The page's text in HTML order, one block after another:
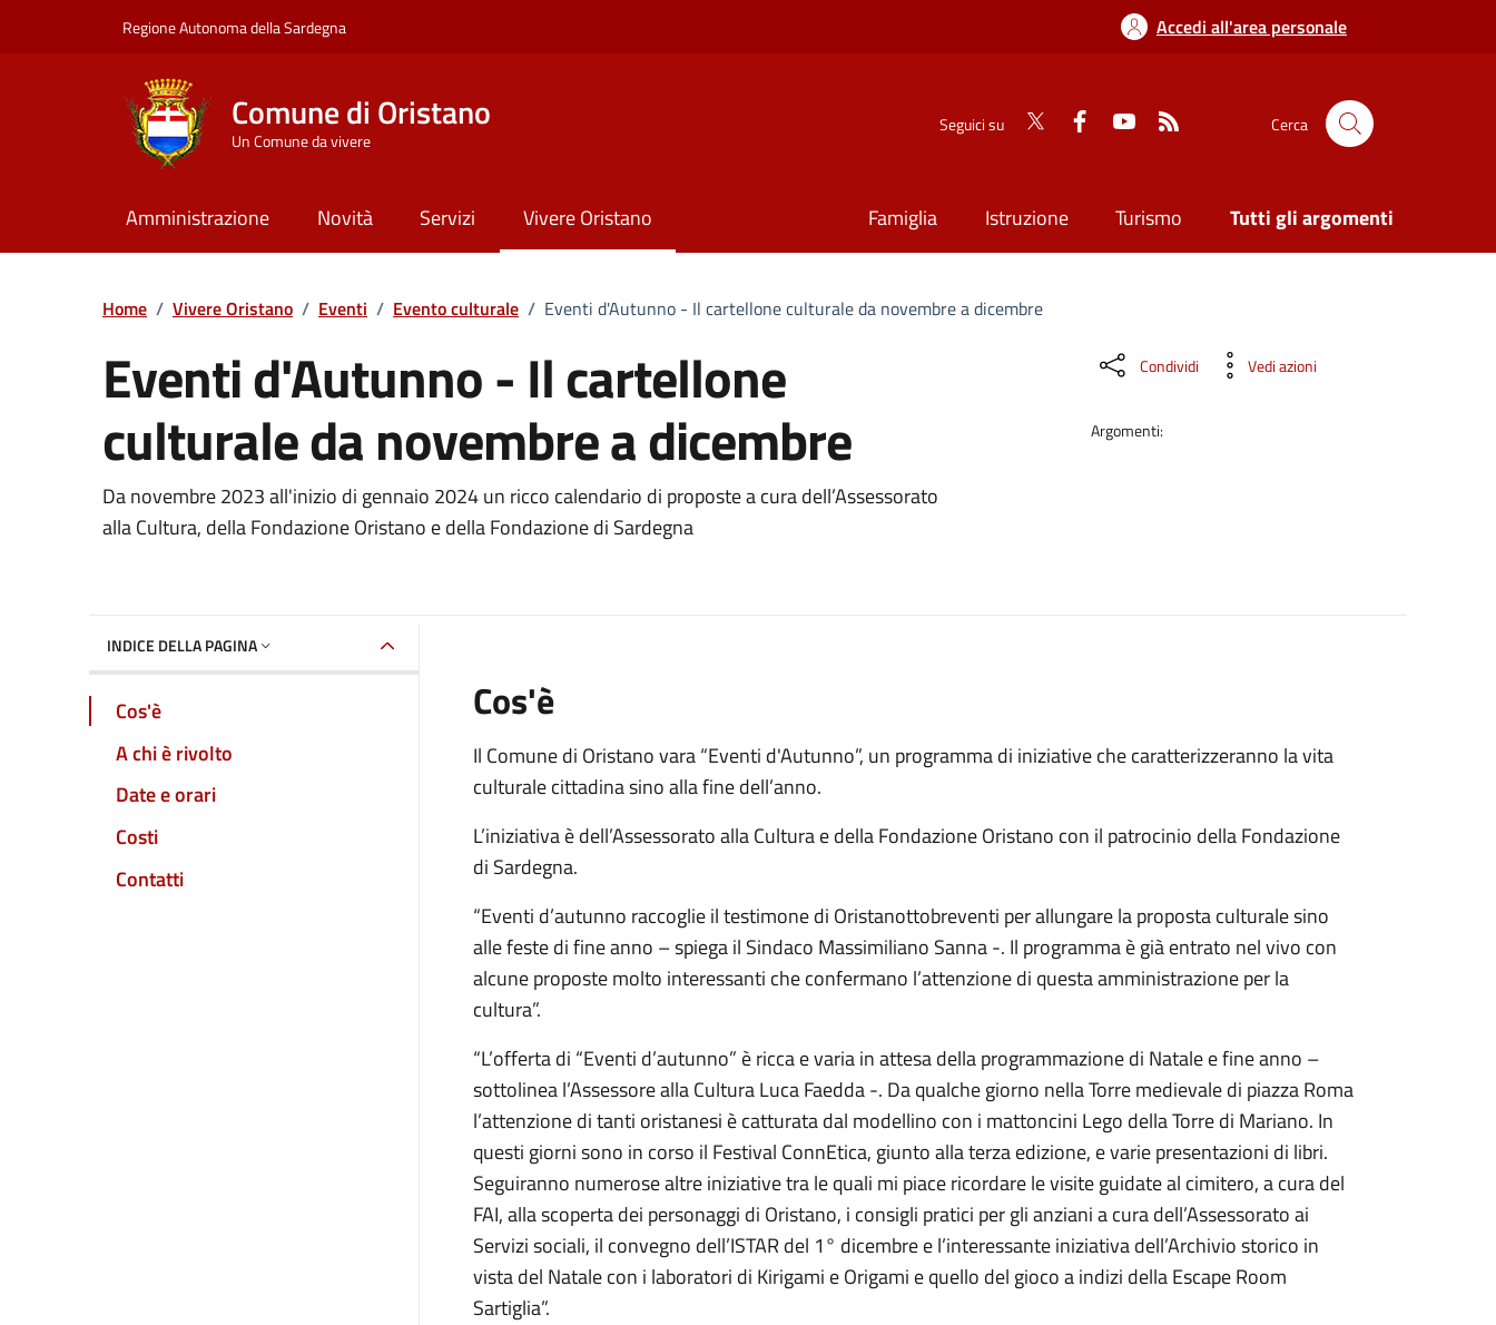
Regione Autonoma della Sardegna Accedi all'area personale
Comune di Oristano
Un Comune da vivere
Seguici su Cerca
Amministrazione Novità Servizi Vivere Oristano Famiglia Istruzione Turismo Tutti gli argomenti
Home / Vivere Oristano / Eventi / Evento culturale / Eventi d'Autunno - Il cartellone culturale da novembre a dicembre
Eventi d'Autunno - Il cartellone
culturale da novembre a dicembre
Dettaglio dell'evento
Da novembre 2023 all'inizio di gennaio 2024 un ricco calendario di proposte a cura dell’Assessorato
alla Cultura, della Fondazione Oristano e della Fondazione di Sardegna
Condividi Vedi azioni
Argomenti:
INDICE DELLA PAGINA
Cos'è
A chi è rivolto
Date e orari
Costi
Contatti
Cos'è
Il Comune di Oristano vara “Eventi d'Autunno”, un programma di iniziative che caratterizzeranno la vita
culturale cittadina sino alla fine dell’anno.
L’iniziativa è dell’Assessorato alla Cultura e della Fondazione Oristano con il patrocinio della Fondazione
di Sardegna.
“Eventi d’autunno raccoglie il testimone di Oristanottobreventi per allungare la proposta culturale sino
alle feste di fine anno – spiega il Sindaco Massimiliano Sanna -. Il programma è già entrato nel vivo con
alcune proposte molto interessanti che confermano l’attenzione di questa amministrazione per la
cultura”.
“L’offerta di “Eventi d’autunno” è ricca e varia in attesa della programmazione di Natale e fine anno –
sottolinea l’Assessore alla Cultura Luca Faedda -. Da qualche giorno nella Torre medievale di piazza Roma
l’attenzione di tanti oristanesi è catturata dal modellino con i mattoncini Lego della Torre di Mariano. In
questi giorni sono in corso il Festival ConnEtica, giunto alla terza edizione, e varie presentazioni di libri.
Seguiranno numerose altre iniziative tra le quali mi piace ricordare le visite guidate al cimitero, a cura del
FAI, alla scoperta dei personaggi di Oristano, i consigli pratici per gli anziani a cura dell’Assessorato ai
Servizi sociali, il convegno dell’ISTAR del 1° dicembre e l’interessante iniziativa dell’Archivio storico in
vista del Natale con i laboratori di Kirigami e Origami e quello del gioco a indizi della Escape Room
Sartiglia”.